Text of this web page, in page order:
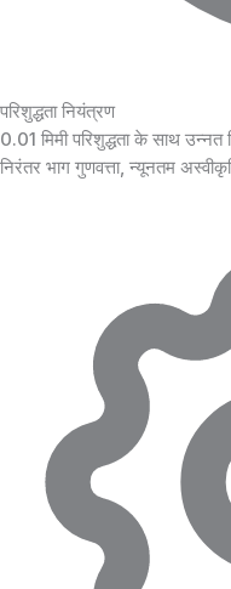
परिशुद्धता नियंत्रण
0.01 मिमी परिशुद्धता के साथ
निरंतर भाग गुणवत्ता, न्यूनतम